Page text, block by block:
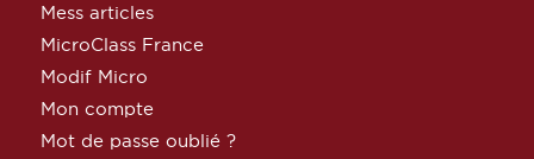
Mess articles
MicroClass France
Modif Micro
Mon compte
Mot de passe oublié ?